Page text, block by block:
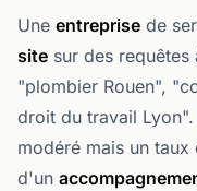
Une entreprise de
site sur des
"plombier Rouen",
droit du travail
modéré mais un
d'un